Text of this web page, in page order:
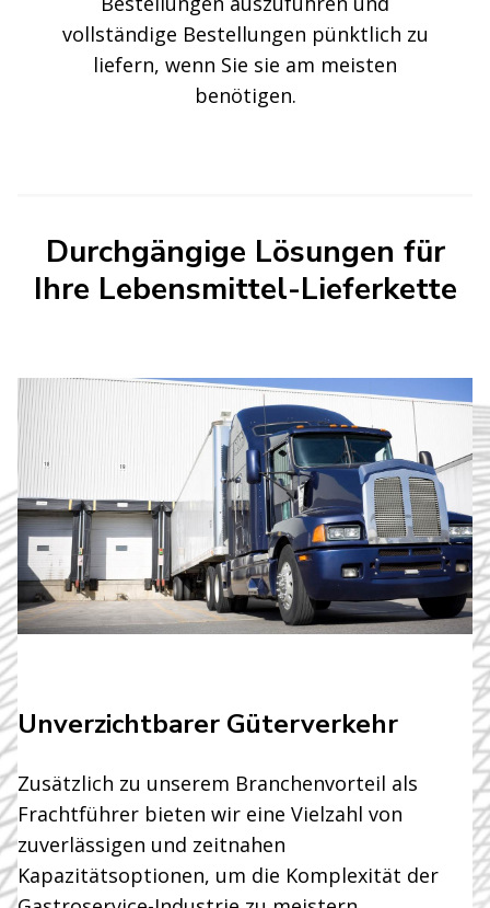
vollständige Bestellungen pünktlich zu
liefern, wenn Sie sie am meisten
benötigen.
Durchgängige Lösungen für
Ihre Lebensmittel-Lieferkette
Unverzichtbarer Güterverkehr
Zusätzlich zu unserem Branchenvorteil als
Frachtführer bieten wir eine Vielzahl von
zuverlässigen und zeitnahen
Kapazitätsoptionen, um die Komplexität der